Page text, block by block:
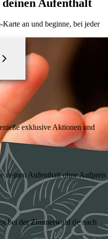
Aufenthalt
an und beginne, bei jeder
exklusive Aktionen und
deinen Aufenthalt ohne Aufpreis
bei der Zimmerwahl (je nach